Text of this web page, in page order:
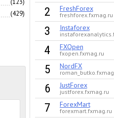
(123)
(429)
2 FreshForex
freshforex.fxmag.ru
3 Instaforex
4 FXOpen
fxopen.fxmag.ru
5 NordFX
6 JustForex
justforex.fxmag.ru
7 ForexMart
forexmart.fxmag.ru